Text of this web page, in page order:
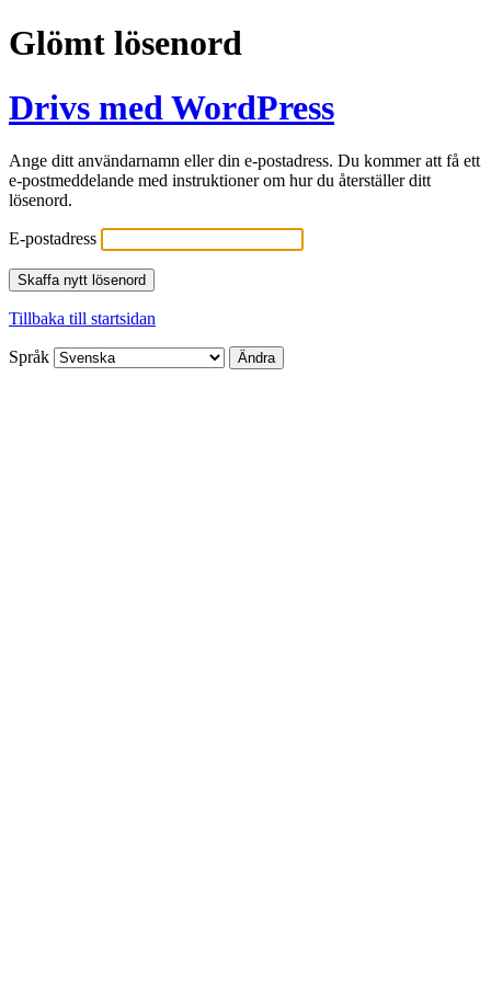
Glömt lösenord
Drivs med WordPress
Ange ditt användarnamn eller din e-postadress. Du kommer att få ett
e-postmeddelande med instruktioner om hur du återställer ditt
lösenord.
E-postadress
Tillbaka till startsidan
Språk